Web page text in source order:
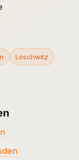
Loschwitz